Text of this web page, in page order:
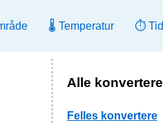
🌡️ Temperatur ⏱️ Tid
Alle konvertere
Felles konvertere